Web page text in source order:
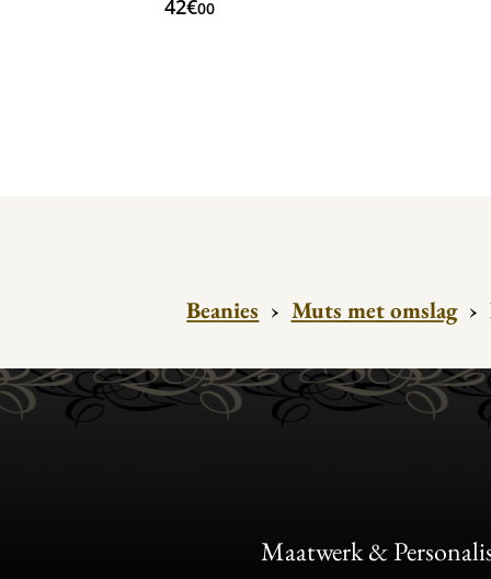
42€00
Beanies › Muts met omslag ›
Maatwerk &